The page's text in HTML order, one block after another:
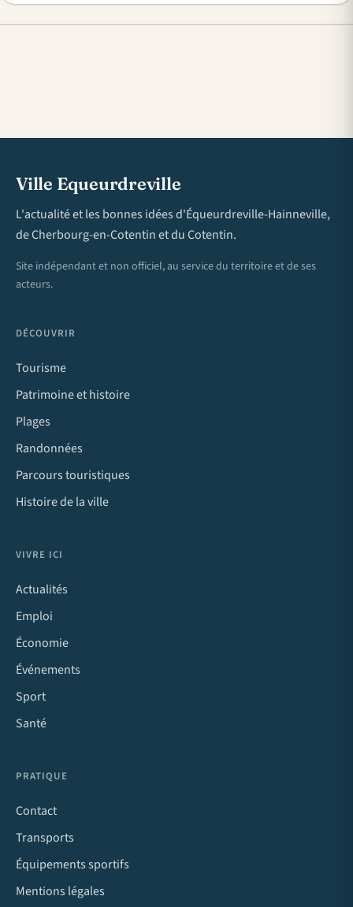
Ville Equeurdreville
L'actualité et les bonnes idées d'Équeurdreville-Hainneville,
de Cherbourg-en-Cotentin et du Cotentin.
Site indépendant et non officiel, au service du territoire et de ses
acteurs.
DÉCOUVRIR
Tourisme
Patrimoine et histoire
Plages
Randonnées
Parcours touristiques
Histoire de la ville
VIVRE ICI
Actualités
Emploi
Économie
Événements
Sport
Santé
PRATIQUE
Contact
Transports
Équipements sportifs
Mentions légales